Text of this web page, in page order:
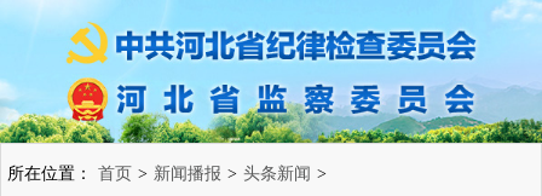
所在位置： 首页 > 新闻播报 > 头条新闻 >